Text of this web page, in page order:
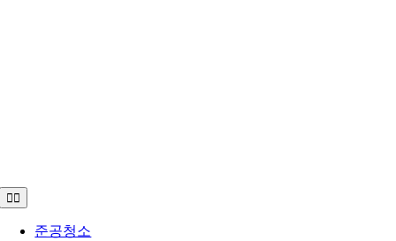
Toggle
Navigation
준공청소